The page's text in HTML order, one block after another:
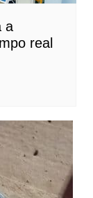
a
real